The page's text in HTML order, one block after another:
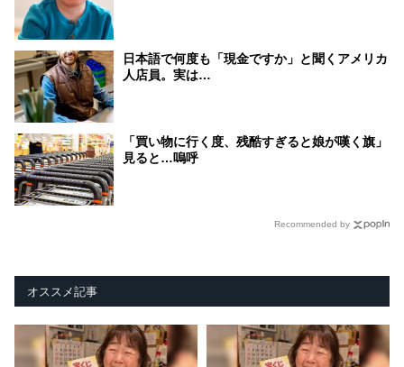
日本語で何度も「現金ですか」と聞くアメリカ
人店員。実は…
「買い物に行く度、残酷すぎると娘が嘆く旗」
見ると…嗚呼
Recommended by
オススメ記事